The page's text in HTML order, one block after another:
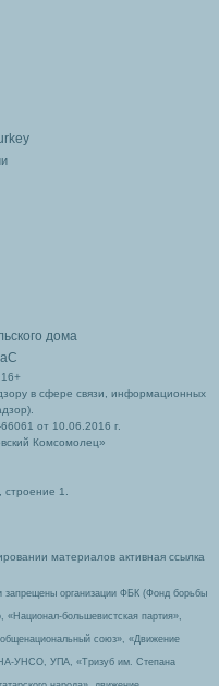
дома
в сфере связи, информационных
от 10.06.2016 г.
Комсомолец»
строение 1.
материалов активная ссылка
запрещены организации ФБК (Фонд борьбы
«Национал-большевистская партия»,
союз», «Движение
УНСО, УПА, «Тризуб им. Степана